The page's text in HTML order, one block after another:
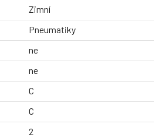
Zimní
Pneumatiky
ne
ne
C
C
2